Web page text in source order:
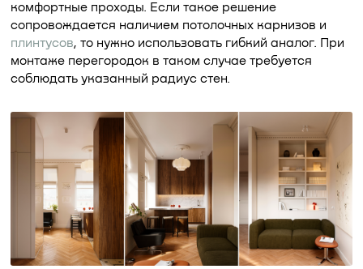
комфортные проходы. Если такое решение
сопровождается наличием потолочных карнизов и
плинтусов, то нужно использовать гибкий аналог. При
монтаже перегородок в таком случае требуется
соблюдать указанный радиус стен.